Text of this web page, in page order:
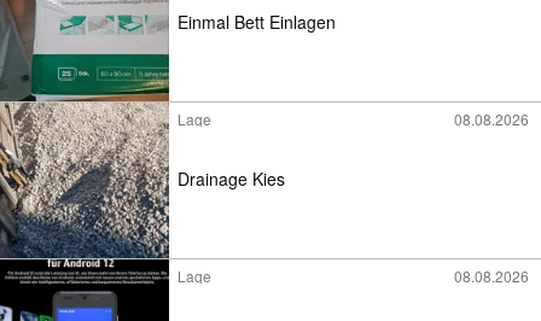
Einmal Bett Einlagen
Lage 08.08.2026
Drainage Kies
Lage 08.08.2026